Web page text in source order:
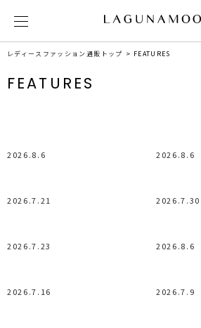
レディースファッション通販トップ FEATURES
FEATURES
2026.8.6 2026.8.6
2026.7.21 2026.7.30
2026.7.23 2026.8.6
2026.7.16 2026.7.9